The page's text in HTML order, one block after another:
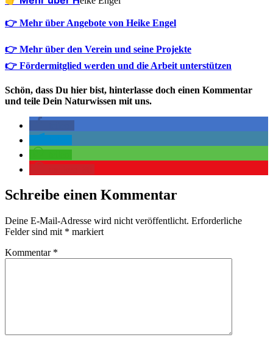
👉 Mehr über Angebote von Heike Engel
👉 Mehr über den Verein und seine Projekte
👉 Fördermitglied werden und die Arbeit unterstützen
Schön, dass Du hier bist, hinterlasse doch einen Kommentar
und teile Dein Naturwissen mit uns.
Schreibe einen Kommentar
Deine E-Mail-Adresse wird nicht veröffentlicht. Erforderliche
Felder sind mit * markiert
Kommentar *